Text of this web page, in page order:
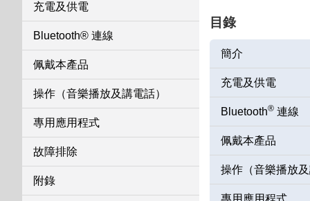
充電及供電
Bluetooth® 連線
佩戴本產品
操作（音樂播放及講電話）
專用應用程式
故障排除
附錄
目錄
簡介
充電及供電
Bluetooth®連線
佩戴本產品
操作（音樂播放
專用應用程式